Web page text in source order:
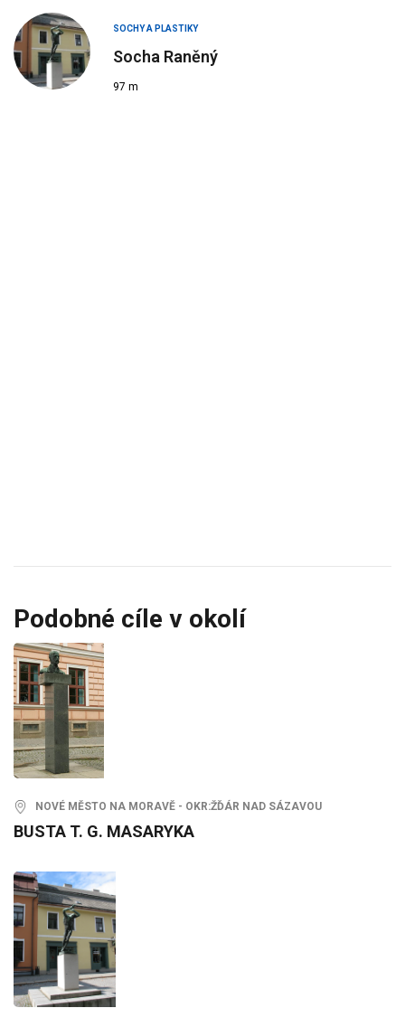
SOCHY A PLASTIKY
Socha Raněný
97 m
Podobné cíle v okolí
NOVÉ MĚSTO NA MORAVĚ - OKR:ŽĎÁR NAD SÁZAVOU
BUSTA T. G. MASARYKA